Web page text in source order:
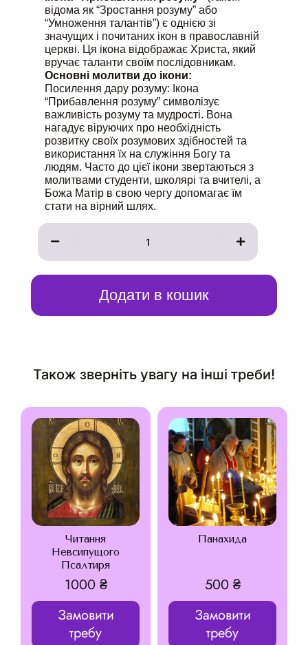
відома як “Зростання розуму” або
“Умноження талантів”) є однією зі
значущих і почитаних ікон в православній
церкві. Ця ікона відображає Христа, який
вручає таланти своїм послідовникам.
Основні молитви до ікони:
Посилення дару розуму: Ікона
“Прибавлення розуму” символізує
важливість розуму та мудрості. Вона
нагадує віруючих про необхідність
розвитку своїх розумових здібностей та
використання їх на служіння Богу та
людям. Часто до цієї ікони звертаються з
молитвами студенти, школярі та вчителі, а
Божа Матір в свою чергу допомагає їм
стати на вірний шлях.
Сорокоуст
«Прибавлення
розуму»
кількістьДодати в кошик
Також зверніть увагу на інші треби!
Читання
Невсипущого
Псалтиря
1000 ₴
Замовити
требу
Панахида
500 ₴
Замовити
требу